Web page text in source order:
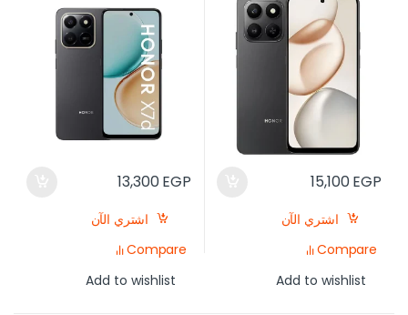
15,100EGP
اشتري الآن
Compare
Add to wishlist
13,300EGP
اشتري الآن
Compare
Add to wishlist